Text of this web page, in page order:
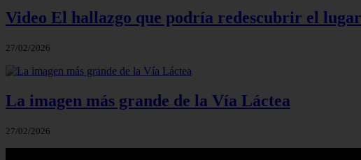
Video El hallazgo que podría redescubrir el
27/02/2026
La imagen más grande de la Vía Láctea
27/02/2026